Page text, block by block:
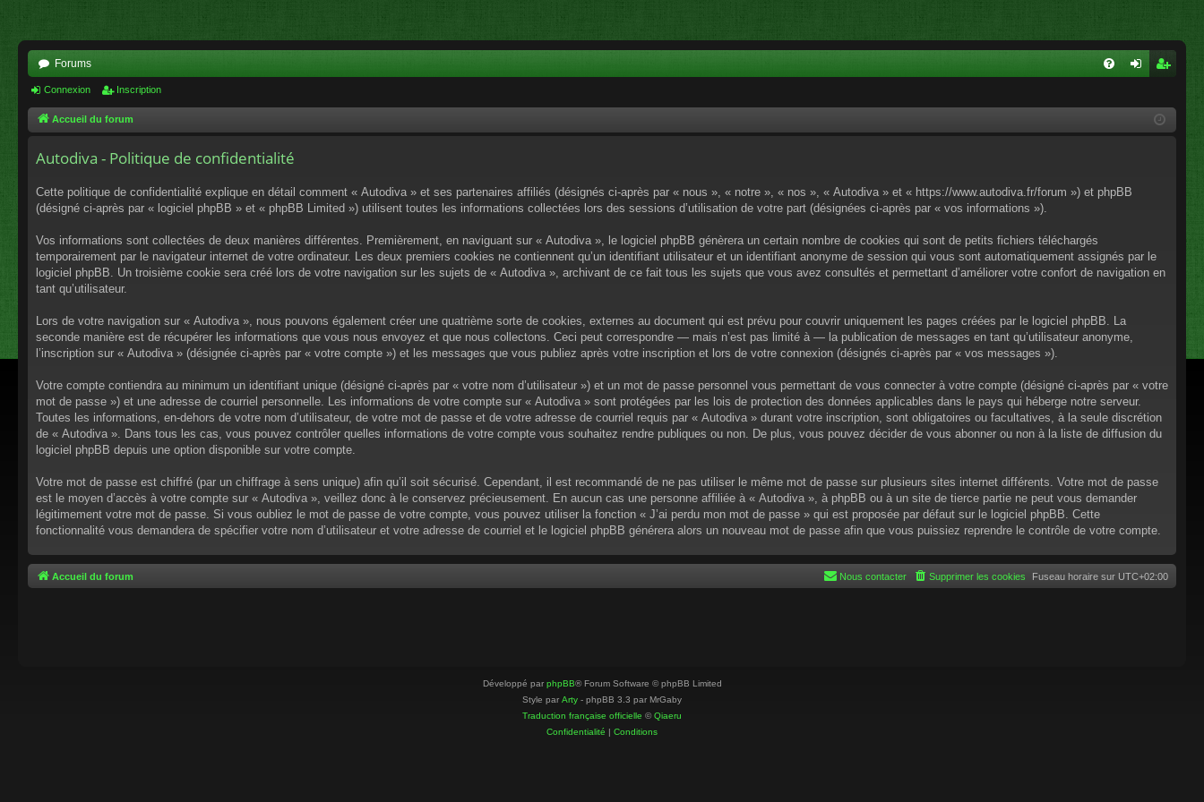
Forums
cri
Connexion Inscription
Accueil du forum
Autodiva - Politique de confidentialité
Cette politique de confidentialité explique en détail comment « Autodiva » et ses partenaires affiliés (désignés ci-après par « nous », « notre », « nos », « Autodiva » et « https://www.autodiva.fr/forum ») et phpBB
(désigné ci-après par « logiciel phpBB » et « phpBB Limited ») utilisent toutes les informations collectées lors des sessions d’utilisation de votre part (désignées ci-après par « vos informations »).
Vos informations sont collectées de deux manières différentes. Premièrement, en naviguant sur « Autodiva », le logiciel phpBB génèrera un certain nombre de cookies qui sont de petits fichiers téléchargés
temporairement par le navigateur internet de votre ordinateur. Les deux premiers cookies ne contiennent qu’un identifiant utilisateur et un identifiant anonyme de session qui vous sont automatiquement assignés par le
logiciel phpBB. Un troisième cookie sera créé lors de votre navigation sur les sujets de « Autodiva », archivant de ce fait tous les sujets que vous avez consultés et permettant d’améliorer votre confort de navigation en
tant qu’utilisateur.
Lors de votre navigation sur « Autodiva », nous pouvons également créer une quatrième sorte de cookies, externes au document qui est prévu pour couvrir uniquement les pages créées par le logiciel phpBB. La
seconde manière est de récupérer les informations que vous nous envoyez et que nous collectons. Ceci peut correspondre — mais n’est pas limité à — la publication de messages en tant qu’utilisateur anonyme,
l’inscription sur « Autodiva » (désignée ci-après par « votre compte ») et les messages que vous publiez après votre inscription et lors de votre connexion (désignés ci-après par « vos messages »).
Votre compte contiendra au minimum un identifiant unique (désigné ci-après par « votre nom d’utilisateur ») et un mot de passe personnel vous permettant de vous connecter à votre compte (désigné ci-après par « votre
mot de passe ») et une adresse de courriel personnelle. Les informations de votre compte sur « Autodiva » sont protégées par les lois de protection des données applicables dans le pays qui héberge notre serveur.
Toutes les informations, en-dehors de votre nom d’utilisateur, de votre mot de passe et de votre adresse de courriel requis par « Autodiva » durant votre inscription, sont obligatoires ou facultatives, à la seule discrétion
de « Autodiva ». Dans tous les cas, vous pouvez contrôler quelles informations de votre compte vous souhaitez rendre publiques ou non. De plus, vous pouvez décider de vous abonner ou non à la liste de diffusion du
logiciel phpBB depuis une option disponible sur votre compte.
Votre mot de passe est chiffré (par un chiffrage à sens unique) afin qu’il soit sécurisé. Cependant, il est recommandé de ne pas utiliser le même mot de passe sur plusieurs sites internet différents. Votre mot de passe
est le moyen d’accès à votre compte sur « Autodiva », veillez donc à le conservez précieusement. En aucun cas une personne affiliée à « Autodiva », à phpBB ou à un site de tierce partie ne peut vous demander
légitimement votre mot de passe. Si vous oubliez le mot de passe de votre compte, vous pouvez utiliser la fonction « J’ai perdu mon mot de passe » qui est proposée par défaut sur le logiciel phpBB. Cette
fonctionnalité vous demandera de spécifier votre nom d’utilisateur et votre adresse de courriel et le logiciel phpBB générera alors un nouveau mot de passe afin que vous puissiez reprendre le contrôle de votre compte.
Accueil du forum Fuseau horaire sur UTC+02:00
Supprimer les cookies
Nous contacter
Développé par phpBB® Forum Software © phpBB Limited
Style par Arty - phpBB 3.3 par MrGaby
Traduction française officielle ©Qiaeru
Confidentialité | Conditions